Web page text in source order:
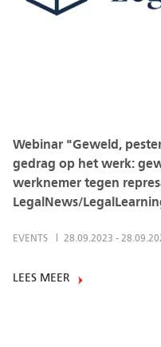
Webinar "Geweld,
gedrag op het werk:
werknemer tegen
LegalNews/
EVENTS 28.09.2023 -
LEES MEER